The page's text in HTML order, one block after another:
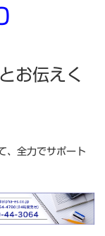
とお伝えく
、全力でサポート